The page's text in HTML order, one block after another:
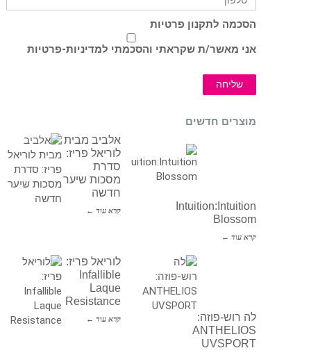
הסכמה לתקנון פרטיות
אני מאשר/ת שקראתי והסכמתי למדיניות-פרטיות
שליחה
מוצרים חדשים
אלביב מבית
לוריאל פריז:
סדרת
מסכות שיער
חדשה
קרא עוד ←
Intuition:Intuition
Blossom
קרא עוד ←
לוריאל פריז:
Infallible
Laque
Resistance
קרא עוד ←
לה רוש-פוזה:
ANTHELIOS
UVSPORT